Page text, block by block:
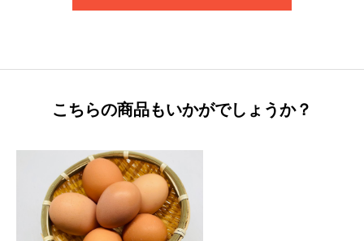
こちらの商品もいかがでしょうか？